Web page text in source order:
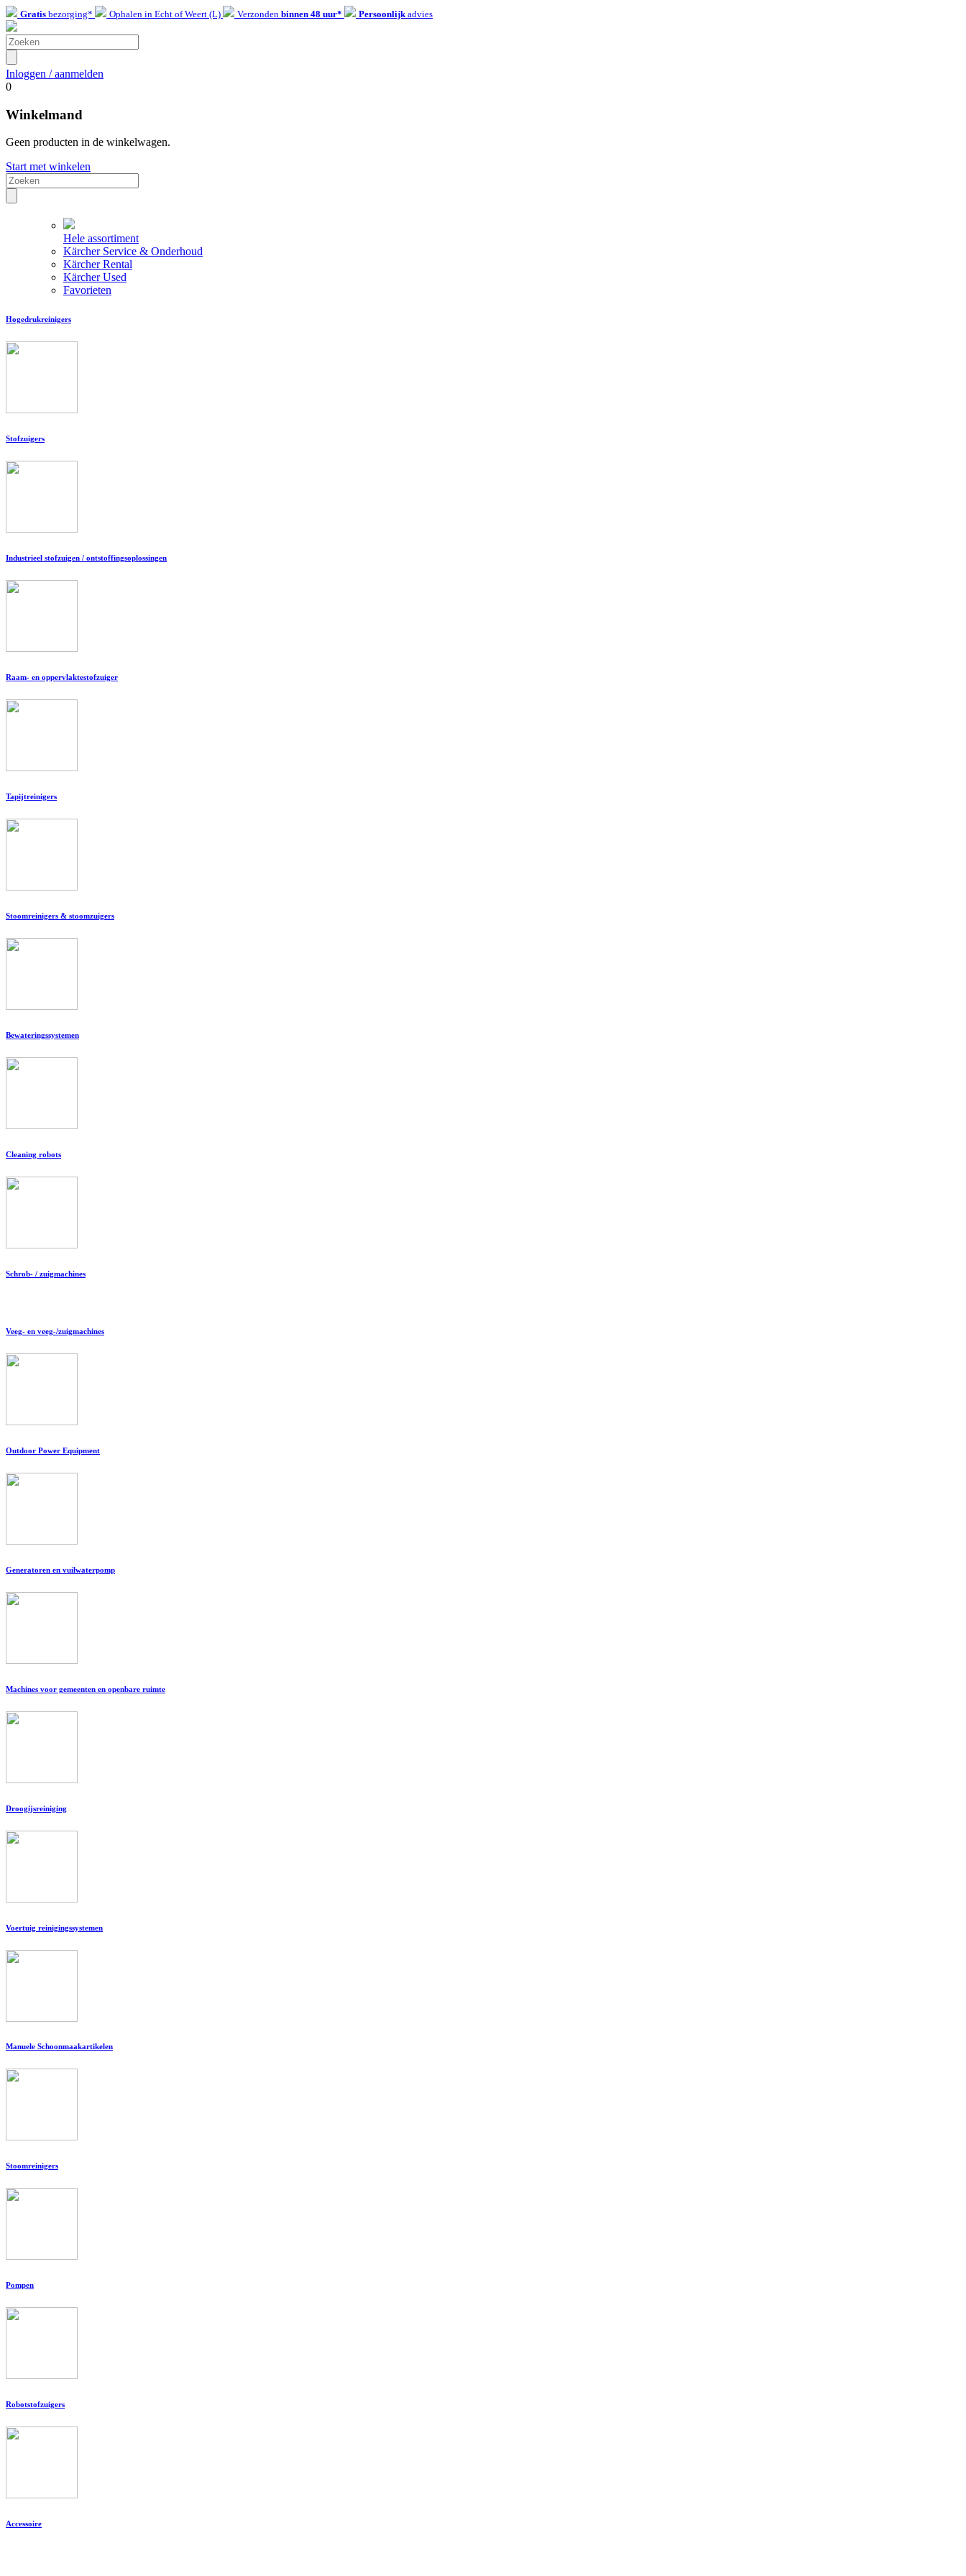
Gratis bezorging* Ophalen in Echt of Weert (L) Verzonden binnen 48 uur* Persoonlijkadvies
Inloggen / aanmelden
0
Winkelmand
Geen producten in de winkelwagen.
Start met winkelen
Hele assortiment
Kärcher Service & Onderhoud
Kärcher Rental
Kärcher Used
Favorieten
Hogedrukreinigers
Stofzuigers
Industrieel stofzuigen / ontstoffingsoplossingen
Raam- en oppervlaktestofzuiger
Tapijtreinigers
Stoomreinigers & stoomzuigers
Bewateringssystemen
Cleaning robots
Schrob- / zuigmachines
Veeg- en veeg-/zuigmachines
Outdoor Power Equipment
Generatoren en vuilwaterpomp
Machines voor gemeenten en openbare ruimte
Droogijsreiniging
Voertuig reinigingssystemen
Manuele Schoonmaakartikelen
Stoomreinigers
Pompen
Robotstofzuigers
Accessoire